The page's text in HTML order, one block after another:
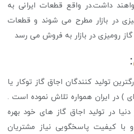
داشت.در واقع قطعات ایرانی به
در بازار مطرح می شوند و قطعات
گاز رومیزی در بازار به فروش می رسد
:
تولید کنندگان اجاق گاز توکار یا
) در ایران همواره تلاش نموده است .
دنیا در تولید اجاق گاز های خود بهره
با کیفیت پاسخگویی نیاز مشتریان